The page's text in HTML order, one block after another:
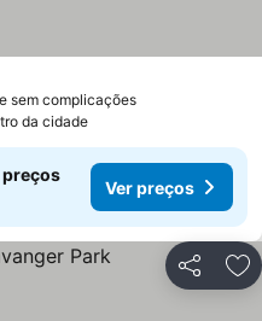
sem complicações
da cidade
preços
Ver preços
Partilhar